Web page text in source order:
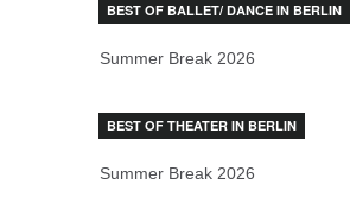
BEST OF BALLET/ DANCE IN BERLIN
Summer Break 2026
BEST OF THEATER IN BERLIN
Summer Break 2026